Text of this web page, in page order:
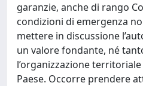
garanzie, anche di rango
condizioni di emergenza
mettere in discussione
un valore fondante, né
l’organizzazione
Paese. Occorre prendere